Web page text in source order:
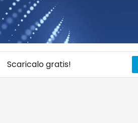
Scaricalo gratis!